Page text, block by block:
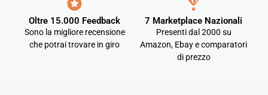
Oltre 15.000 Feedback
Sono la migliore recensione
che potrai trovare in giro
7 Marketplace Nazionali
Presenti dal 2000 su
Amazon, Ebay e comparatori
di prezzo